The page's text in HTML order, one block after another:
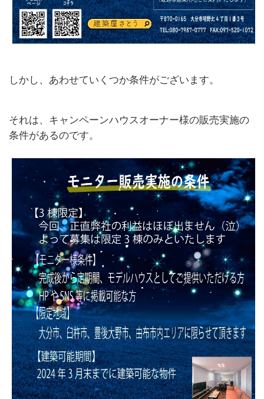
しかし、あわせていくつか条件がございます。
それは、キャンペーンハウスオーナー様の販売実施の
条件があるのです。